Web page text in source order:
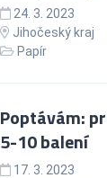
24. 3. 2023
Jihočeský kraj
Papír
Poptávám:
5-10 balení
17. 3. 2023